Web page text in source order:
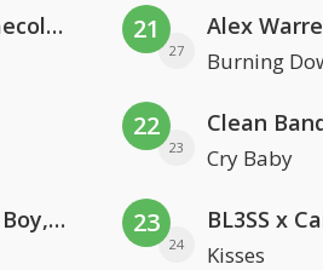
Hugel x Topic x Arash feat. Daecolm
Coldplay ft. Little Simz, Burna Boy, Elyanna & Tini
21
27
Alex
Burning
22
23 Cry Baby
23
24
BL3SS x
Kisses